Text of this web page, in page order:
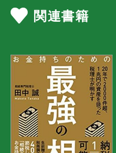
関連書籍